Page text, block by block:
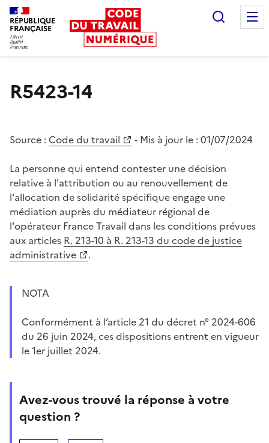
RÉPUBLIQUE
FRANÇAISE
R5423-14
Source : Code du travail - Mis à jour le : 01/07/2024
La personne qui entend contester une décision
relative à l'attribution ou au renouvellement de
l'allocation de solidarité spécifique engage une
médiation auprès du médiateur régional de
l'opérateur France Travail dans les conditions prévues
aux articles R. 213-10 à R. 213-13 du code de justice
administrative
.
NOTA
Conformément à l’article 21 du décret n° 2024-606
du 26 juin 2024, ces dispositions entrent en vigueur
le 1er juillet 2024.
Avez-vous trouvé la réponse à votre
question ?